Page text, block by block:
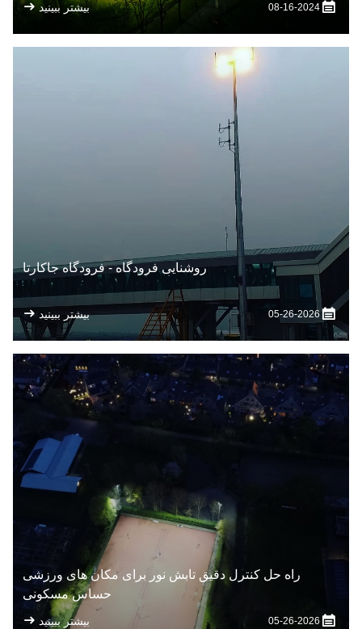
08-16-2024 بیشتر ببینید
روشنایی فرودگاه - فرودگاه جاکارتا
05-26-2026 بیشتر ببینید
راه حل کنترل دقیق تابش نور برای مکان های ورزشی
حساس مسکونی
05-26-2026 بیشتر ببینید